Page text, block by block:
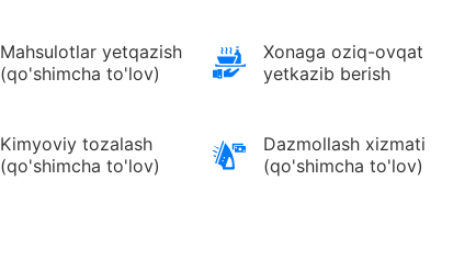
Mahsulotlar yetqazish
(qo'shimcha to'lov)
Xonaga oziq-ovqat
yetkazib berish
Kimyoviy tozalash
(qo'shimcha to'lov)
Dazmollash xizmati
(qo'shimcha to'lov)